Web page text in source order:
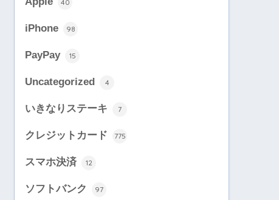
40
iPhone 98
PayPay 15
Uncategorized 4
いきなりステーキ 7
クレジットカード 775
スマホ決済 12
ソフトバンク 97